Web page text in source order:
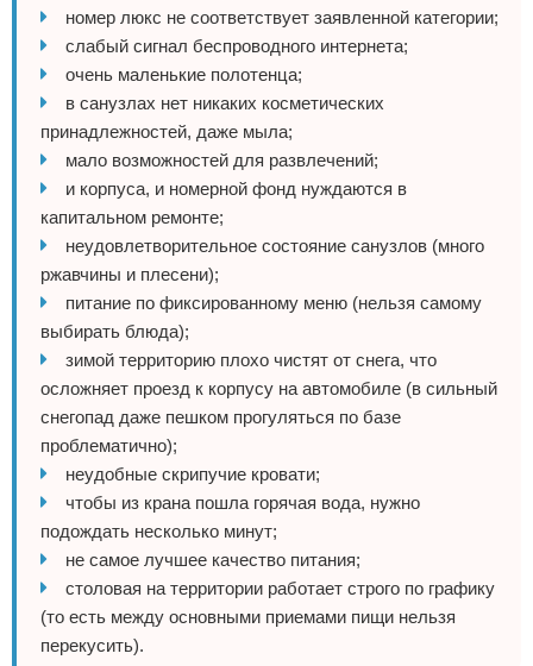
номер люкс не соответствует заявленной категории;
слабый сигнал беспроводного интернета;
очень маленькие полотенца;
в санузлах нет никаких косметических
принадлежностей, даже мыла;
мало возможностей для развлечений;
и корпуса, и номерной фонд нуждаются в
капитальном ремонте;
неудовлетворительное состояние санузлов (много
ржавчины и плесени);
питание по фиксированному меню (нельзя самому
выбирать блюда);
зимой территорию плохо чистят от снега, что
осложняет проезд к корпусу на автомобиле (в сильный
снегопад даже пешком прогуляться по базе
проблематично);
неудобные скрипучие кровати;
чтобы из крана пошла горячая вода, нужно
подождать несколько минут;
не самое лучшее качество питания;
столовая на территории работает строго по графику
(то есть между основными приемами пищи нельзя
перекусить).